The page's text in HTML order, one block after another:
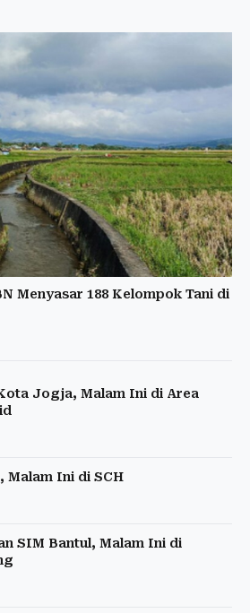
Menyasar 188 Kelompok Tani di
Jogja, Malam Ini di Area
Malam Ini di SCH
SIM Bantul, Malam Ini di